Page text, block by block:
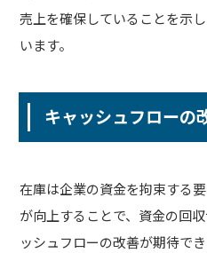
売上を確保していることを示
います。
キャッシュフローの
在庫は企業の資金を拘束する
が向上することで、資金の回
ッシュフローの改善が期待で